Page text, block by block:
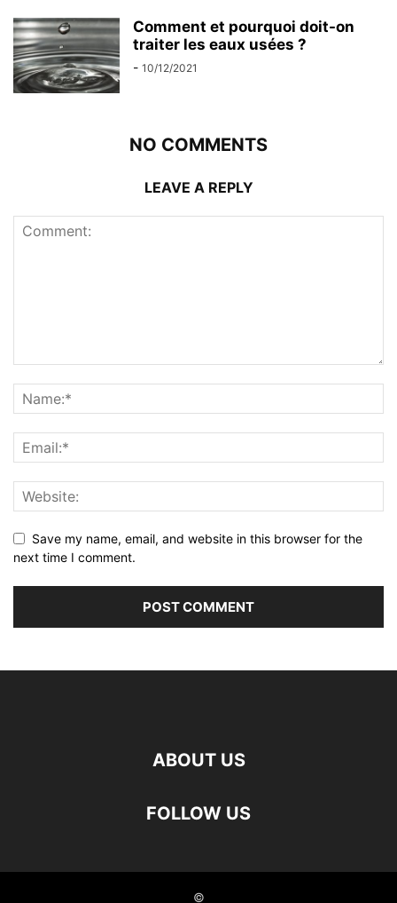
Comment et pourquoi doit-on
traiter les eaux usées ?
- 10/12/2021
NO COMMENTS
LEAVE A REPLY
Save my name, email, and website in this browser for the
next time I comment.
ABOUT US
FOLLOW US
©